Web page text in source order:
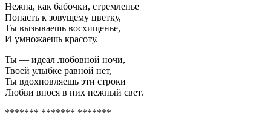
Нежна, как бабочки, стремленье
Попасть к зовущему цветку,
Ты вызываешь восхищенье,
И умножаешь красоту.
Ты — идеал любовной ночи,
Твоей улыбке равной нет,
Ты вдохновляешь эти строки
Любви внося в них нежный свет.
******* ******* *******